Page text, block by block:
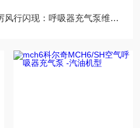
闪现：呼吸器充气泵维保机构